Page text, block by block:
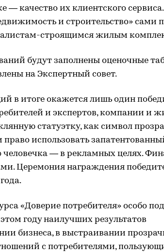
— качество их клиентского сервиса.
и строительство» сами
строящимся жилым
будут заполнены оценочные
на Экспертный совет.
в итоге окажется лишь один
и экспертов, компании и
статуэтку, как символ
использовать
— в рекламных целях.
Церемония награждения
«Доверие потребителя» особо
году наилучших результатов
бизнеса, в выстраивании
с потребителями,